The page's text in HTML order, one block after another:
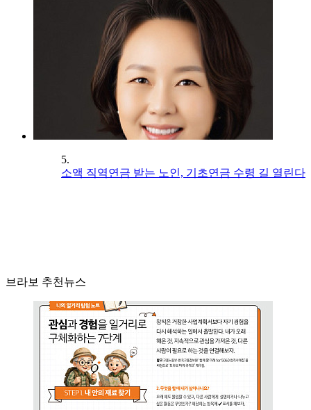
5.
소액 직역연금 받는 노인, 기초연금 수령 길 열린다
브라보 추천뉴스